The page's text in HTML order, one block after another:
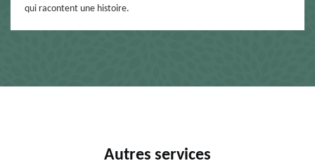
qui racontent une histoire.
Autres services